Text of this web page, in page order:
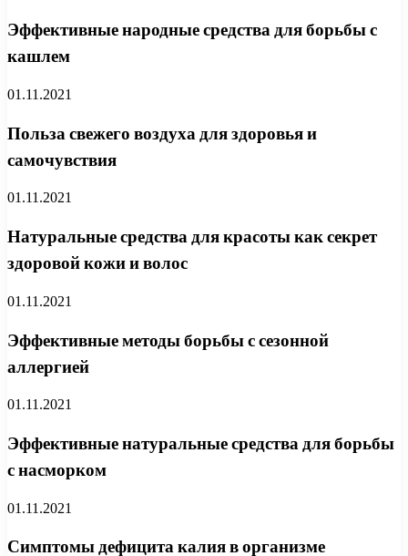
Эффективные народные средства для борьбы с
кашлем
01.11.2021
Польза свежего воздуха для здоровья и
самочувствия
01.11.2021
Натуральные средства для красоты как секрет
здоровой кожи и волос
01.11.2021
Эффективные методы борьбы с сезонной
аллергией
01.11.2021
Эффективные натуральные средства для борьбы
с насморком
01.11.2021
Симптомы дефицита калия в организме